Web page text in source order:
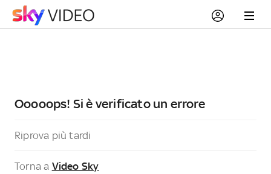
Ooooops! Si è verificato un errore
Riprova più tardi
Torna a Video Sky